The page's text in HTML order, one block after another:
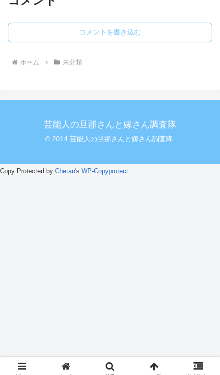
コメントを書き込む
ホーム 未分類
芸能人の旦那さんと嫁さん調査隊
© 2014 芸能人の旦那さんと嫁さん調査隊.
Copy Protected by Chetan's WP-Copyprotect